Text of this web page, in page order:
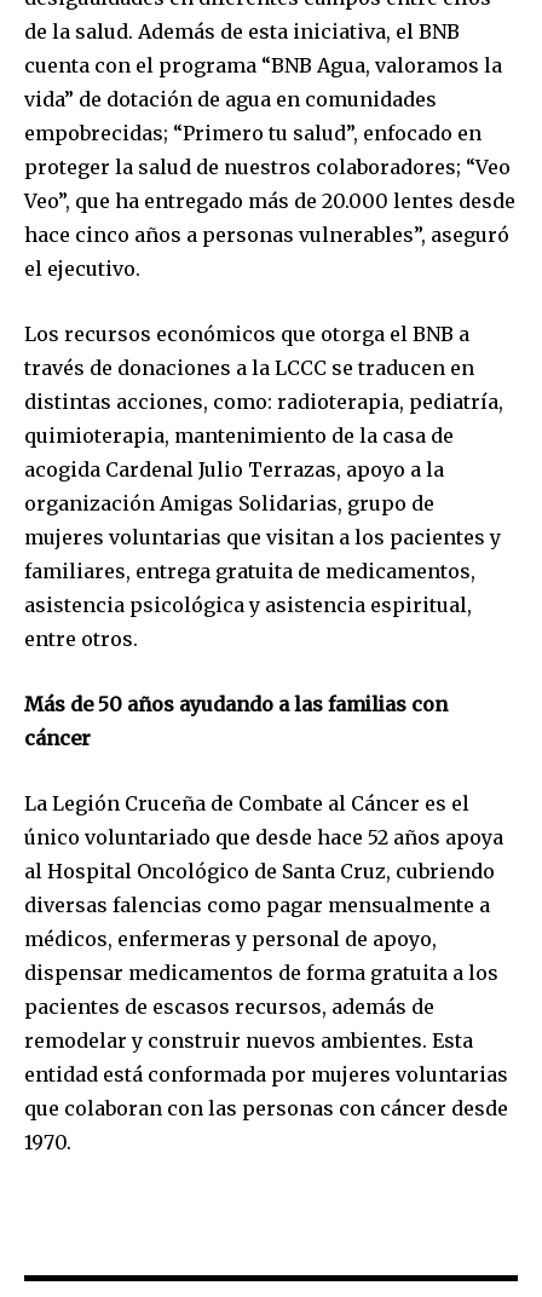
Join our community of
SUBSCRIBERS and be part of the
To subscribe, simply enter your email address on our website
or click the subscribe button below. Don't worry, we respect
safe with us.
SUBSCRIBE
I've read and accept the Privacy Policy.
de la salud. Además de esta iniciativa, el BNB
cuenta con el programa “BNB Agua, valoramos la
vida” de dotación de agua en comunidades
empobrecidas; “Primero tu salud”, enfocado en
proteger la salud de nuestros colaboradores; “Veo
Veo”, que ha entregado más de 20.000 lentes desde
hace cinco años a personas vulnerables”, aseguró
el ejecutivo.
Los recursos económicos que otorga el BNB a
través de donaciones a la LCCC se traducen en
distintas acciones, como: radioterapia, pediatría,
quimioterapia, mantenimiento de la casa de
acogida Cardenal Julio Terrazas, apoyo a la
organización Amigas Solidarias, grupo de
mujeres voluntarias que visitan a los pacientes y
familiares, entrega gratuita de medicamentos,
asistencia psicológica y asistencia espiritual,
entre otros.
Más de 50 años ayudando a las familias con
cáncer
La Legión Cruceña de Combate al Cáncer es el
único voluntariado que desde hace 52 años apoya
al Hospital Oncológico de Santa Cruz, cubriendo
diversas falencias como pagar mensualmente a
médicos, enfermeras y personal de apoyo,
dispensar medicamentos de forma gratuita a los
pacientes de escasos recursos, además de
remodelar y construir nuevos ambientes. Esta
entidad está conformada por mujeres voluntarias
que colaboran con las personas con cáncer desde
1970.